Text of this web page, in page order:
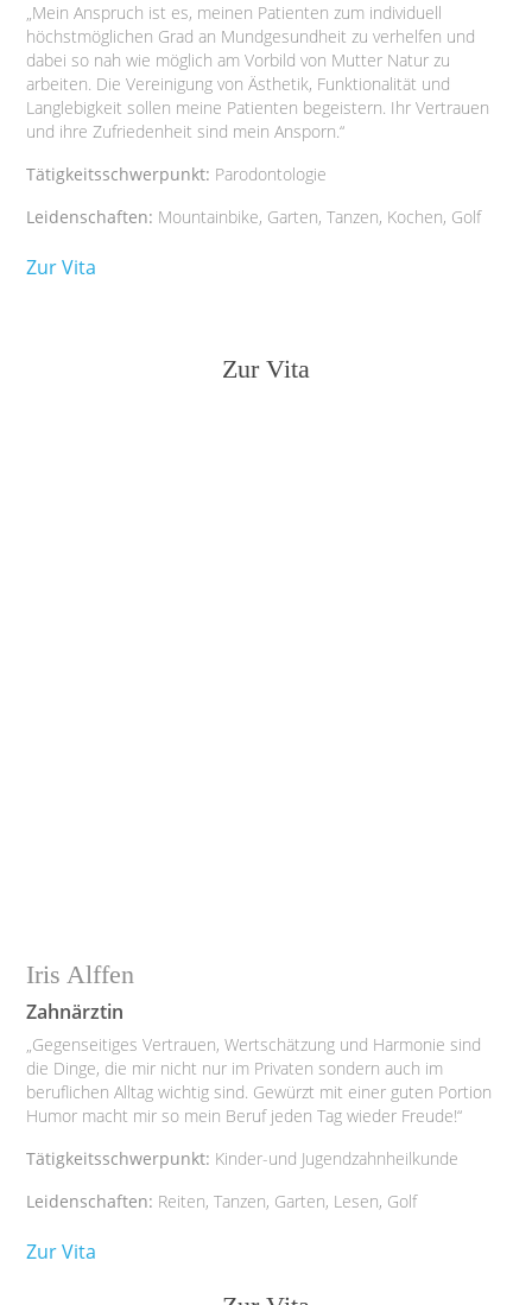
„Mein Anspruch ist es, meinen Patienten zum individuell
höchstmöglichen Grad an Mundgesundheit zu verhelfen und
dabei so nah wie möglich am Vorbild von Mutter Natur zu
arbeiten. Die Vereinigung von Ästhetik, Funktionalität und
Langlebigkeit sollen meine Patienten begeistern. Ihr Vertrauen
und ihre Zufriedenheit sind mein Ansporn.“
Tätigkeitsschwerpunkt: Parodontologie
Leidenschaften: Mountainbike, Garten, Tanzen, Kochen, Golf
Zur Vita
Zur Vita
Iris Alffen
Zahnärztin
„Gegenseitiges Vertrauen, Wertschätzung und Harmonie sind
die Dinge, die mir nicht nur im Privaten sondern auch im
beruflichen Alltag wichtig sind. Gewürzt mit einer guten Portion
Humor macht mir so mein Beruf jeden Tag wieder Freude!“
Tätigkeitsschwerpunkt: Kinder-und Jugendzahnheilkunde
Leidenschaften: Reiten, Tanzen, Garten, Lesen, Golf
Zur Vita